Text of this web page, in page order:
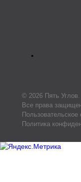
© 2026 Пять Углов.
Все права
Пользовательское
Политика